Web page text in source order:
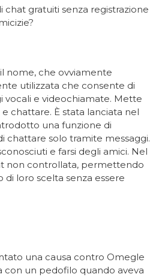
chat gratuiti senza registrazione
nome, che ovviamente
utilizzata che consente di
vocali e videochiamate. Mette
chattare. È stata lanciata nel
una funzione di
chattare solo tramite messaggi.
e farsi degli amici. Nel
non controllata, permettendo
loro scelta senza essere
una causa contro Omegle
con un pedofilo quando aveva